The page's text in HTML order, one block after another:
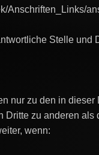
Anschriften_Links/
Stelle und
nur zu den in
zu anderen
wenn: